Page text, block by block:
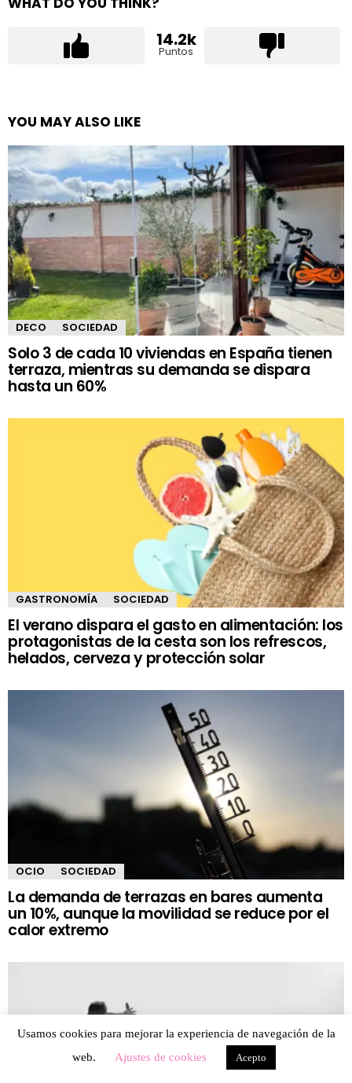
14.2k
Puntos
YOU MAY ALSO LIKE
DECO SOCIEDAD
Solo 3 de cada 10 viviendas en España tienen
terraza, mientras su demanda se dispara
hasta un 60%
GASTRONOMÍA SOCIEDAD
El verano dispara el gasto en alimentación: los
protagonistas de la cesta son los refrescos,
helados, cerveza y protección solar
OCIO SOCIEDAD
La demanda de terrazas en bares aumenta
un 10%, aunque la movilidad se reduce por el
calor extremo
Usamos cookies para mejorar la experiencia de navegación de la
web.
Ajustes de cookies Acepto